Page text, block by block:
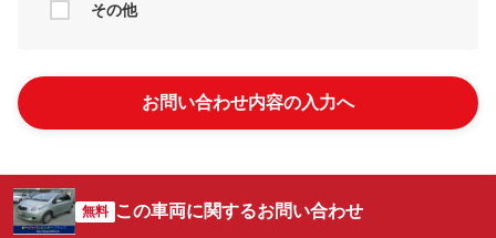
その他
お問い合わせ内容の入力へ
無料 この車両に関するお問い合わせ